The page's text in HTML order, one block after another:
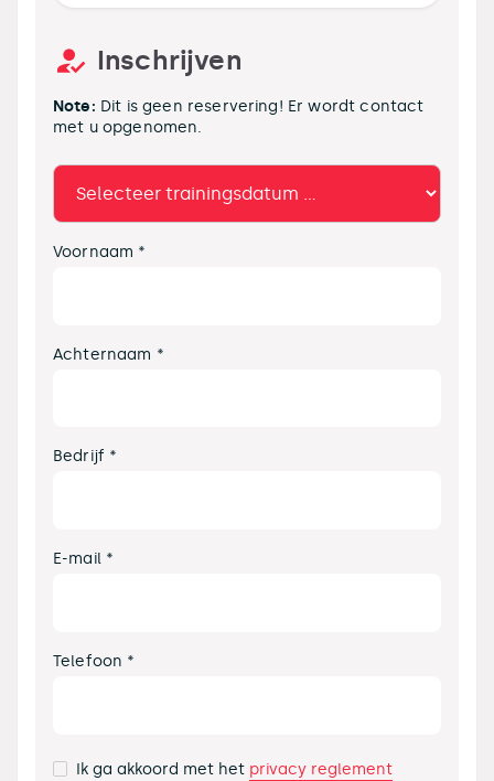
Inschrijven
Note: Dit is geen reservering! Er wordt contact
met u opgenomen.
Voornaam *
Achternaam *
Bedrijf *
E-mail *
Telefoon *
Ik ga akkoord met het privacy reglement